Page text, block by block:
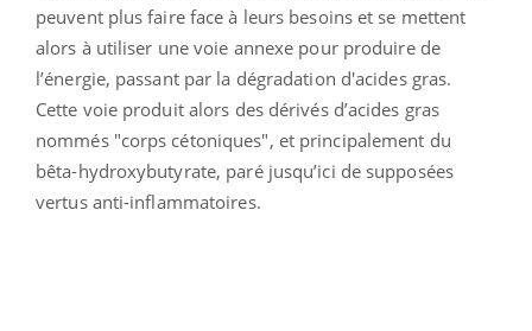
peuvent plus faire face à leurs besoins et se mettent
alors à utiliser une voie annexe pour produire de
l’énergie, passant par la dégradation d'acides gras.
Cette voie produit alors des dérivés d’acides gras
nommés "corps cétoniques", et principalement du
bêta-hydroxybutyrate, paré jusqu’ici de supposées
vertus anti-inflammatoires.